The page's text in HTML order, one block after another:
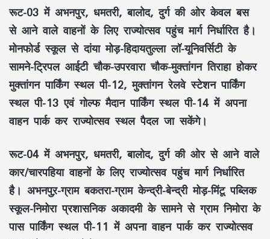
रूट-03 में अभनपुर, धमतरी, बालोद, दुर्ग की ओर केवल बस
से आने वाले वाहनों के लिए राज्योत्सव पहुंच मार्ग निर्धारित है।
मोनफोर्ड स्कूल से दांया मोड़-हिदायतुल्ला लॉ-यूनिवर्सिटी के
सामने-ट्रिपल आईटी चौक-उपरवारा चौक-मुक्तांगन तिराहा होकर
मुक्तांगन पार्किंग स्थल पी-12, मुक्तांगन रेलवे स्टेशन पार्किंग
स्थल पी-13 एवं गोल्फ मैदान पार्किंग स्थल पी-14 में अपना
वाहन पार्क कर राज्योत्सव स्थल पैदल जा सकेंगे।
रूट-04 में अभनपुर, धमतरी, बालोद, दुर्ग की ओर से आने वाले
कार/चारपहिया वाहनों के लिए राज्योत्सव पहुंच मार्ग निर्धारित
है। अभनपुऱ-ग्राम बकतरा-ग्राम केन्द्री-बेन्द्री मोड़-मिंटू पब्लिक
स्कूल-निमोरा प्रशासनिक अकादमी के सामने से ग्राम निमोरा के
पास पार्किंग स्थल पी-11 में अपना वाहन पार्क कर राज्योत्सव